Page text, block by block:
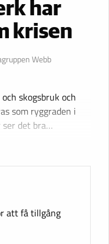
har
krisen
Webb
skogsbruk och
som ryggraden i
ser det bra…
att få tillgång